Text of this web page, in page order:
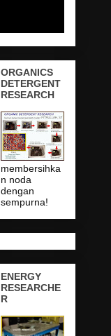
ORGANICS
DETERGENT
RESEARCH
membersihka
n noda
dengan
sempurna!
ENERGY
RESEARCHE
R